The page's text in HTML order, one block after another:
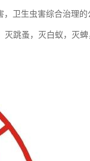
，卫生虫害综合治理的
灭跳蚤，灭白蚁，灭